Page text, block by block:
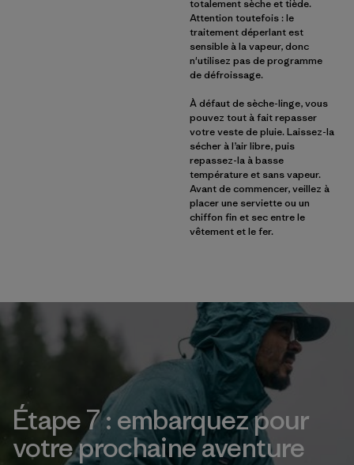
totalement sèche et tiède.
Attention toutefois : le
traitement déperlant est
sensible à la vapeur, donc
n'utilisez pas de programme
de défroissage.
À défaut de sèche-linge, vous
pouvez tout à fait repasser
votre veste de pluie. Laissez-la
sécher à l’air libre, puis
repassez-la à basse
température et sans vapeur.
Avant de commencer, veillez à
placer une serviette ou un
chiffon fin et sec entre le
vêtement et le fer.
Étape 7 : embarquez pour
votre prochaine aventure